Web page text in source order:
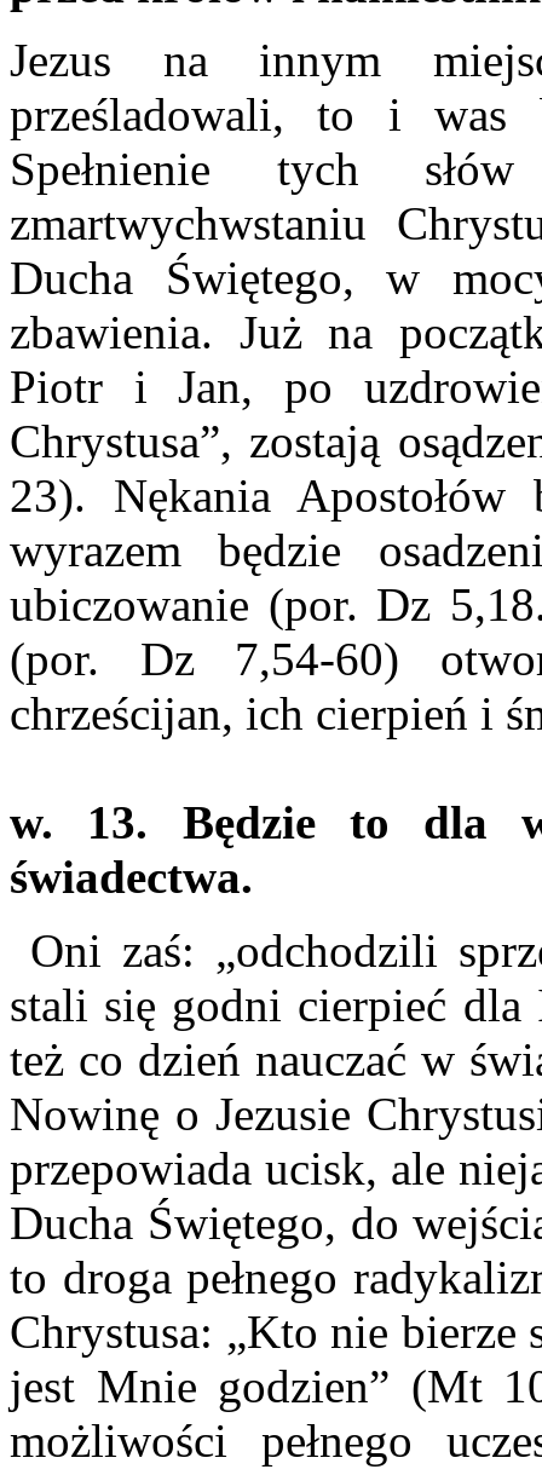
Jezus na innym
prześladowali, to i was
Spełnienie tych
zmartwychwstaniu
Ducha Świętego, w
zbawienia. Już na
Piotr i Jan, po
Chrystusa”, zostają
23). Nękania Apostołów
wyrazem będzie
ubiczowanie (por. Dz
(por. Dz 7,54-60)
chrześcijan, ich cierpień i
w. 13. Będzie to dla
świadectwa.
Oni zaś: „odchodzili
stali się godni cierpieć dla
też co dzień nauczać w
Nowinę o Jezusie
przepowiada ucisk, ale
Ducha Świętego, do
to droga pełnego
Chrystusa: „Kto nie bierze
jest Mnie godzien” (Mt
możliwości pełnego